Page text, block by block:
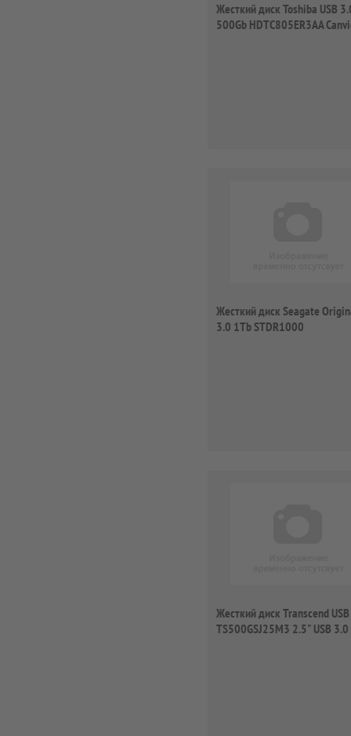
Жесткий диск Toshiba USB
500Gb HDTC805ER3AA
Жесткий диск Seagate
3.0 1Tb STDR1000
Жесткий диск Transcend
TS500GSJ25M3 2.5" USB 3.0